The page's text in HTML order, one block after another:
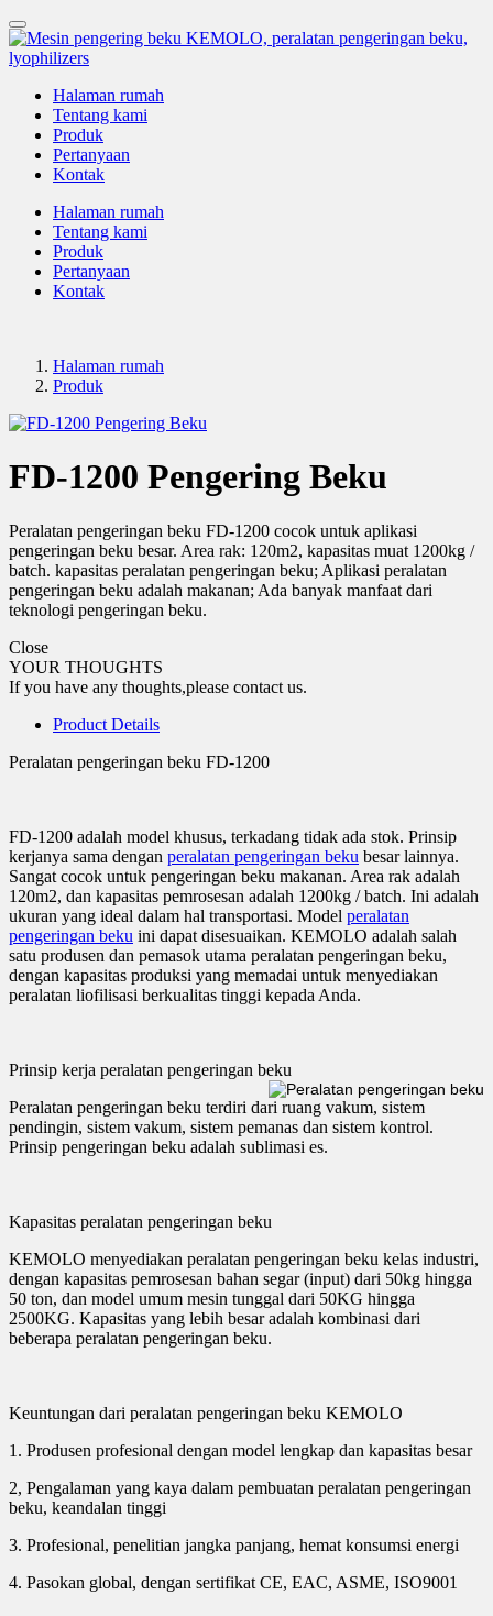
Halaman rumah
Tentang kami
Produk
Pertanyaan
Kontak
Halaman rumah
Tentang kami
Produk
Pertanyaan
Kontak
Halaman rumah
Produk
FD-1200 Pengering Beku
Peralatan pengeringan beku FD-1200 cocok untuk aplikasi
pengeringan beku besar. Area rak: 120m2, kapasitas muat 1200kg /
batch. kapasitas peralatan pengeringan beku; Aplikasi peralatan
pengeringan beku adalah makanan; Ada banyak manfaat dari
teknologi pengeringan beku.
Close
YOUR THOUGHTS
If you have any thoughts,please contact us.
Product Details
Peralatan pengeringan beku FD-1200
FD-1200 adalah model khusus, terkadang tidak ada stok. Prinsip
kerjanya sama dengan peralatan pengeringan beku besar lainnya.
Sangat cocok untuk pengeringan beku makanan. Area rak adalah
120m2, dan kapasitas pemrosesan adalah 1200kg / batch. Ini adalah
ukuran yang ideal dalam hal transportasi. Model peralatan
pengeringan beku ini dapat disesuaikan. KEMOLO adalah salah
satu produsen dan pemasok utama peralatan pengeringan beku,
dengan kapasitas produksi yang memadai untuk menyediakan
peralatan liofilisasi berkualitas tinggi kepada Anda.
Prinsip kerja peralatan pengeringan beku
Peralatan pengeringan beku terdiri dari ruang vakum, sistem
pendingin, sistem vakum, sistem pemanas dan sistem kontrol.
Prinsip pengeringan beku adalah sublimasi es.
Kapasitas peralatan pengeringan beku
KEMOLO menyediakan peralatan pengeringan beku kelas industri,
dengan kapasitas pemrosesan bahan segar (input) dari 50kg hingga
50 ton, dan model umum mesin tunggal dari 50KG hingga
2500KG. Kapasitas yang lebih besar adalah kombinasi dari
beberapa peralatan pengeringan beku.
Keuntungan dari peralatan pengeringan beku KEMOLO
1. Produsen profesional dengan model lengkap dan kapasitas besar
2, Pengalaman yang kaya dalam pembuatan peralatan pengeringan
beku, keandalan tinggi
3. Profesional, penelitian jangka panjang, hemat konsumsi energi
4. Pasokan global, dengan sertifikat CE, EAC, ASME, ISO9001